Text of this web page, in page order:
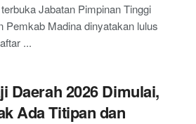
Jabatan Pimpinan Tinggi
Pemkab Madina dinyatakan lulus
...
Daerah 2026 Dimulai,
Ada Titipan dan